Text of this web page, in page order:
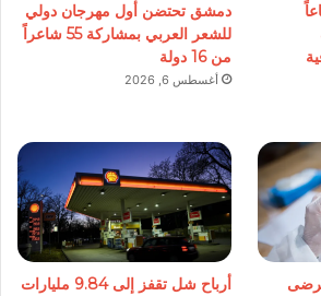
دمشق تحتضن أول مهرجان دولي
للشعر العربي بمشاركة 55 شاعراً
من 16 دولة
أغسطس 6, 2026
أرباح شل تقفز إلى 9.84 مليارات